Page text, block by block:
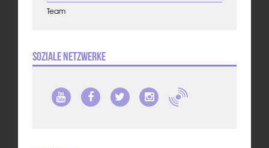
Team
Soziale Netzwerke